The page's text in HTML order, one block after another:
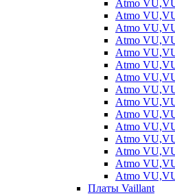
Atmo
Atmo
Atmo
Atmo
Atmo
Atmo
Atmo
Atmo
Atmo
Atmo
Atmo
Atmo
Atmo
Atmo
Atmo
Платы Vaillant